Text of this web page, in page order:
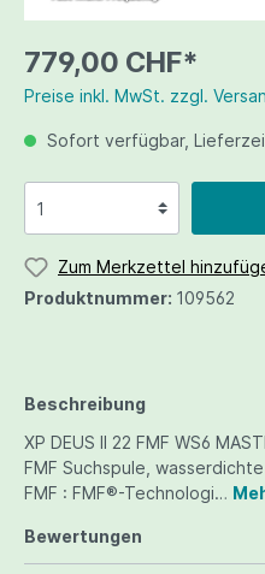
779,00 CHF*
Preise inkl. MwSt. zzgl.
Sofort verfügbar,
Zum Merkzettel
Produktnummer: 109562
Beschreibung
XP DEUS II 22 FMF WS6
FMF Suchspule,
FMF : FMF®-Technologi…
Bewertungen